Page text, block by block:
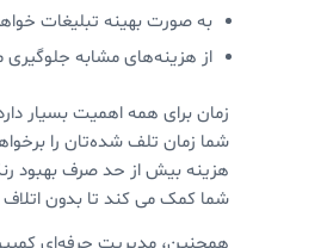
به صورت بهینه تبلیغات
از هزینه‌های مشابه جلوگیری
زمان برای همه اهمیت بسیار
شما زمان تلف شده‌تان را
هزینه بیش از حد صرف بهبود
شما کمک می کند تا بدون